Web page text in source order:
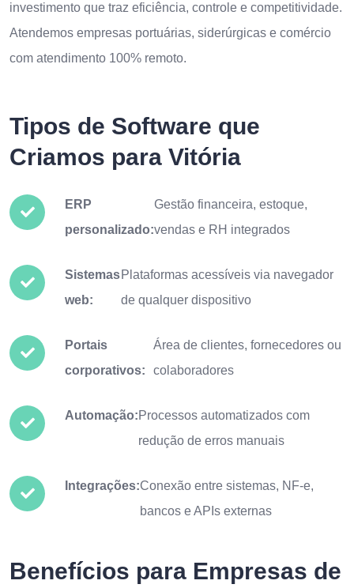
investimento que traz eficiência, controle e competitividade.
Atendemos empresas portuárias, siderúrgicas e comércio
com atendimento 100% remoto.
Tipos de Software que
Criamos para Vitória
ERP
personalizado:
Gestão financeira, estoque,
vendas e RH integrados
Sistemas
web:
Plataformas acessíveis via navegador
de qualquer dispositivo
Portais
corporativos:
Área de clientes, fornecedores ou
colaboradores
Automação:Processos automatizados com
redução de erros manuais
Integrações:Conexão entre sistemas, NF-e,
bancos e APIs externas
Benefícios para Empresas de